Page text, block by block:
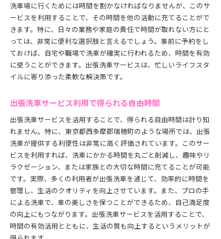
洗車場に行くためには時間を割かなければなりませんが、このサ
ービスを利用することで、その時間を他の活動に充てることがで
きます。特に、日々の業務や家庭の責任で時間が取れない方にと
っては、非常に便利な選択肢と言えるでしょう。事前に予約をし
ておけば、自宅や職場で洗車が確実に行われるため、時間を有効
に使うことができます。出張洗車サービスは、忙しいライフスタ
イルに寄り添った柔軟な解決策です。
出張洗車サービス利用で得られる自由時間
出張洗車サービスを活用することで、得られる自由時間は計り知
れません。特に、東京都西多摩郡瑞穂町のような場所では、出張
洗車が提供する利便性は非常に高く評価されています。このサー
ビスを利用すれば、洗車にかかる時間を丸ごと削減し、趣味やリ
ラクゼーション、または家族との大切な時間に充てることが可能
です。実際、多くの利用者が出張洗車を通じて、効率的に時間を
管理し、生活のクオリティを向上させています。また、プロの手
による洗車で、車の美しさを保つことができるため、自己満足度
の向上にもつながります。出張洗車サービスを活用することで、
時間の有効活用とともに、生活の質も向上するというメリットが